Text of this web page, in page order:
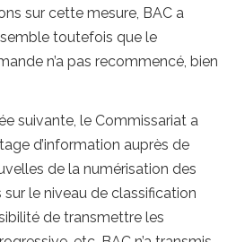
sur cette mesure, BAC a
toutefois que le
n’a pas recommencé, bien
suivante, le Commissariat a
d’information auprès de
de la numérisation des
le niveau de classification
de transmettre les